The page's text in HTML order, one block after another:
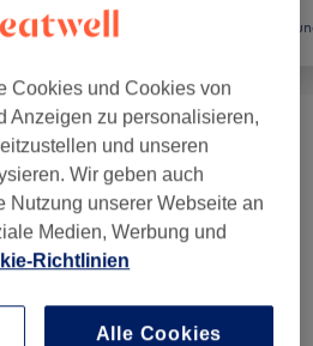
Friseur
Stylings ( 6) ab 28 €
(9) ab 38 €
Cookies und Cookies von
Anzeigen zu personalisieren,
und unseren
Wir geben auch
Nutzung unserer Webseite an
Medien, Werbung und
Richtlinien
Alle Cookies